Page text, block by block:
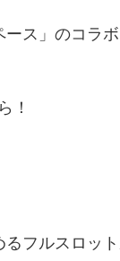
ス」のコラ
！
フルスロッ